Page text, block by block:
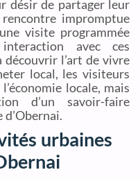
désir de partager leur
rencontre impromptue
visite programmée
avec ces
l’art de vivre
local, les visiteurs
locale, mais
d’un savoir-faire
urbaines